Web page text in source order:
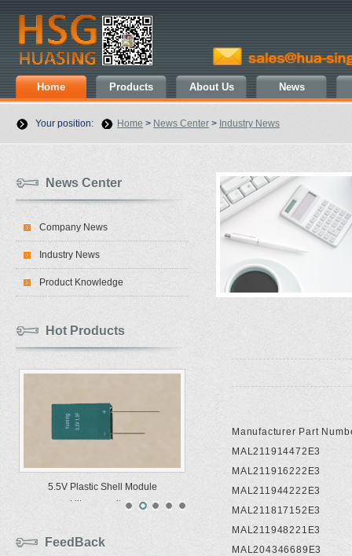
Home Products About Us News
Your position: Home > News Center > Industry News
News Center
Company News
Industry News
Product Knowledge
Hot Products
5.5V Plastic Shell Module
Ultracapacitors
FeedBack
Manufacturer Part
MAL211914472E3
MAL211916222E3
MAL211944222E3
MAL211817152E3
MAL211948221E3
MAL204346689E3